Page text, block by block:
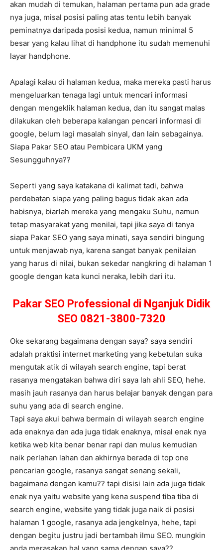
akan mudah di temukan, halaman pertama pun ada grade
nya juga, misal posisi paling atas tentu lebih banyak
peminatnya daripada posisi kedua, namun minimal 5
besar yang kalau lihat di handphone itu sudah memenuhi
layar handphone.
Apalagi kalau di halaman kedua, maka mereka pasti harus
mengeluarkan tenaga lagi untuk mencari informasi
dengan mengeklik halaman kedua, dan itu sangat malas
dilakukan oleh beberapa kalangan pencari informasi di
google, belum lagi masalah sinyal, dan lain sebagainya.
Siapa Pakar SEO atau Pembicara UKM yang
Sesungguhnya??
Seperti yang saya katakana di kalimat tadi, bahwa
perdebatan siapa yang paling bagus tidak akan ada
habisnya, biarlah mereka yang mengaku Suhu, namun
tetap masyarakat yang menilai, tapi jika saya di tanya
siapa Pakar SEO yang saya minati, saya sendiri bingung
untuk menjawab nya, karena sangat banyak penilaian
yang harus di nilai, bukan sekedar nangkring di halaman 1
google dengan kata kunci neraka, lebih dari itu.
Pakar SEO Professional di Nganjuk Didik
SEO 0821-3800-7320
Oke sekarang bagaimana dengan saya? saya sendiri
adalah praktisi internet marketing yang kebetulan suka
mengutak atik di wilayah search engine, tapi berat
rasanya mengatakan bahwa diri saya lah ahli SEO, hehe.
masih jauh rasanya dan harus belajar banyak dengan para
suhu yang ada di search engine.
Tapi saya akui bahwa bermain di wilayah search engine
ada enaknya dan ada juga tidak enaknya, misal enak nya
ketika web kita benar benar rapi dan mulus kemudian
naik perlahan lahan dan akhirnya berada di top one
pencarian google, rasanya sangat senang sekali,
bagaimana dengan kamu?? tapi disisi lain ada juga tidak
enak nya yaitu website yang kena suspend tiba tiba di
search engine, website yang tidak juga naik di posisi
halaman 1 google, rasanya ada jengkelnya, hehe, tapi
dengan begitu justru jadi bertambah ilmu SEO. mungkin